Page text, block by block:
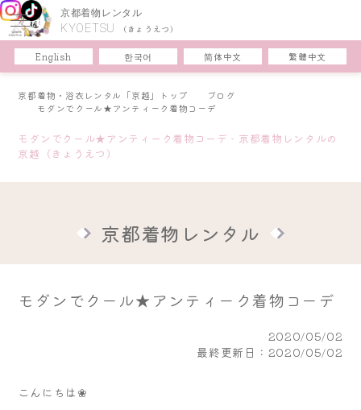
京都着物レンタル
KYOETSU (きょうえつ)
English 한국어 简体中文 繁體中文
京都着物・浴衣レンタル「京越」トップ
ブログ
モダンでクール★アンティーク着物コーデ
モダンでクール★アンティーク着物コーデ - 京都着物レンタルの
京越（きょうえつ）
京都着物レンタル
モダンでクール★アンティーク着物コーデ
2020/05/02
最終更新日：2020/05/02
こんにちは❀